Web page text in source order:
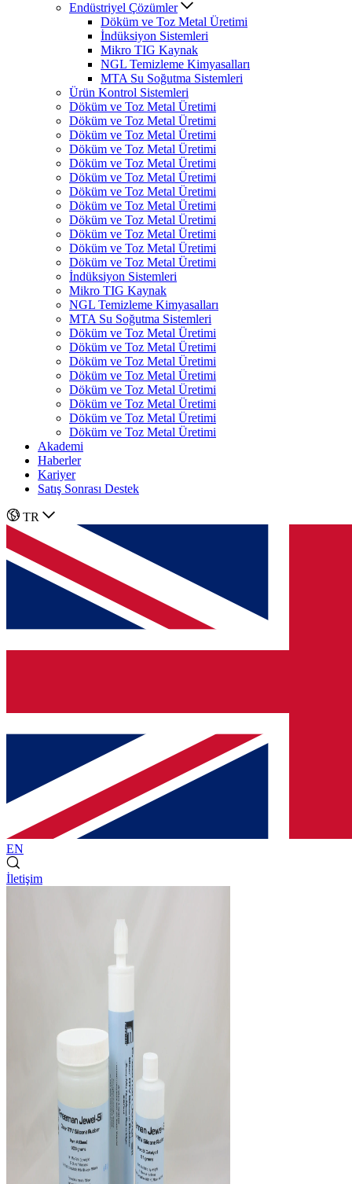
Endüstriyel Çözümler
Döküm ve Toz Metal Üretimi
İndüksiyon Sistemleri
Mikro TIG Kaynak
NGL Temizleme Kimyasalları
MTA Su Soğutma Sistemleri
Ürün Kontrol Sistemleri
Döküm ve Toz Metal Üretimi
Döküm ve Toz Metal Üretimi
Döküm ve Toz Metal Üretimi
Döküm ve Toz Metal Üretimi
Döküm ve Toz Metal Üretimi
Döküm ve Toz Metal Üretimi
Döküm ve Toz Metal Üretimi
Döküm ve Toz Metal Üretimi
Döküm ve Toz Metal Üretimi
Döküm ve Toz Metal Üretimi
Döküm ve Toz Metal Üretimi
Döküm ve Toz Metal Üretimi
İndüksiyon Sistemleri
Mikro TIG Kaynak
NGL Temizleme Kimyasalları
MTA Su Soğutma Sistemleri
Döküm ve Toz Metal Üretimi
Döküm ve Toz Metal Üretimi
Döküm ve Toz Metal Üretimi
Döküm ve Toz Metal Üretimi
Döküm ve Toz Metal Üretimi
Döküm ve Toz Metal Üretimi
Döküm ve Toz Metal Üretimi
Döküm ve Toz Metal Üretimi
Akademi
Haberler
Kariyer
Satış Sonrası Destek
TR
EN
İletişim